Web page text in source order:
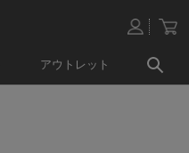
アウトレット